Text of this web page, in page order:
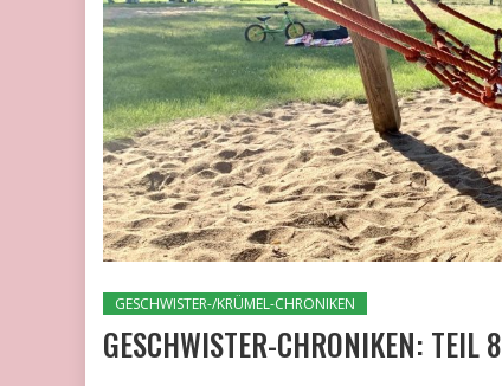
GESCHWISTER-/KRÜMEL-CHRONIKEN
GESCHWISTER-CHRONIKEN: TEIL 8